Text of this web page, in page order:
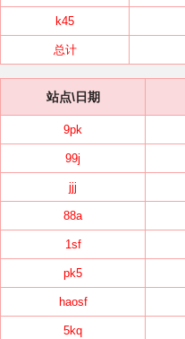
k45
总计
站点\日期
9pk
99j
jjj
88a
1sf
pk5
haosf
5kq